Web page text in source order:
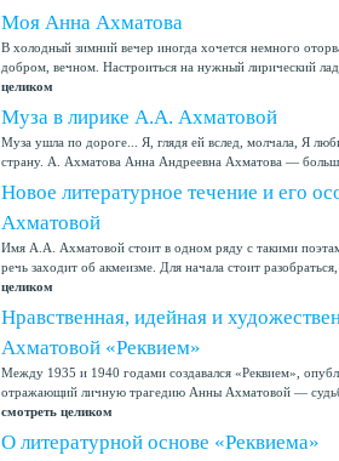
Моя Анна Ахматова
В холодный зимний вечер иногда хочется немного
добром, вечном. Настроиться на нужный лирический
целиком
Муза в лирике А.А. Ахматовой
Муза ушла по дороге... Я, глядя ей вслед, молчала, Я
страну. А. Ахматова Анна Андреевна Ахматова —
Новое литературное течение и его
Ахматовой
Имя А.А. Ахматовой стоит в одном ряду с такими
речь заходит об акмеизме. Для начала стоит
целиком
Нравственная, идейная и
Ахматовой «Реквием»
Между 1935 и 1940 годами создавался «Реквием»,
отражающий личную трагедию Анны Ахматовой —
смотреть целиком
О литературной основе «Реквиема»